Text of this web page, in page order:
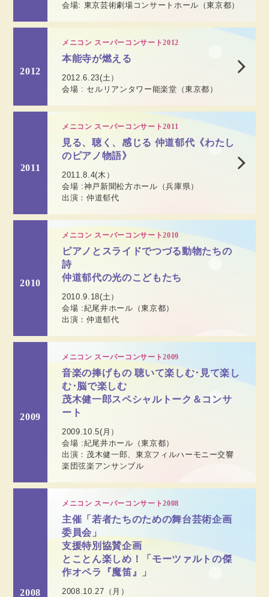
会場: 東京芸術劇場コンサートホール（東京都）
2012
メニコン スーパーコンサート2012
本能寺が燃える
2012.6.23(土）
会場 : セルリアンタワー能楽堂（東京都）
2011
メニコン スーパーコンサート2011
見る、聴く、感じる 仲道郁代《わたし
のピアノ物語》
2011.8.4(木）
会場 :神戸新聞松方ホール（兵庫県）
出演：仲道郁代
2010
メニコン スーパーコンサート2010
ピアノとスライドでつづる動物たちの
詩
仲道郁代の光のこどもたち
2010.9.18(土）
会場 :紀尾井ホール（東京都）
出演：仲道郁代
2009
メニコン スーパーコンサート2009
音楽の捧げもの 聴いて楽しむ･見て楽し
む･脳で楽しむ
茂木健一郎スペシャルトーク＆コンサ
ート
2009.10.5(月）
会場 :紀尾井ホール（東京都）
出演：茂木健一郎、東京フィルハーモニー交響
楽団弦楽アンサンブル
2008
メニコン スーパーコンサート2008
主催「若者たちのための舞台芸術企画
委員会」
支援特別協賛企画
とことん楽しめ！「モーツァルトの傑
作オペラ『魔笛』」
2008.10.27（月）